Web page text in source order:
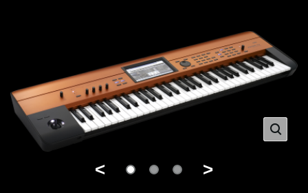
< >